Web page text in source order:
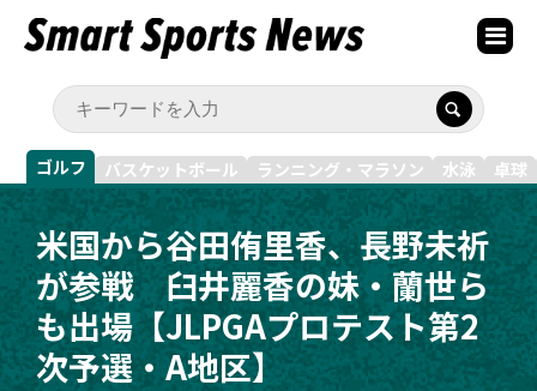
ゴルフ バスケットボール ランニング・マラソン 水泳 卓球
米国から谷田侑里香、長野未祈
が参戦 臼井麗香の妹・蘭世ら
も出場【JLPGAプロテスト第2
次予選・A地区】